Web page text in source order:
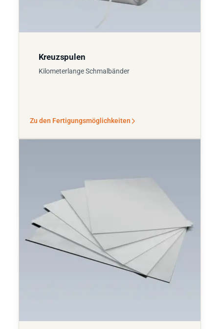
Kreuzspulen
Kilometerlange Schmalbänder
Zu den Fertigungsmöglichkeiten